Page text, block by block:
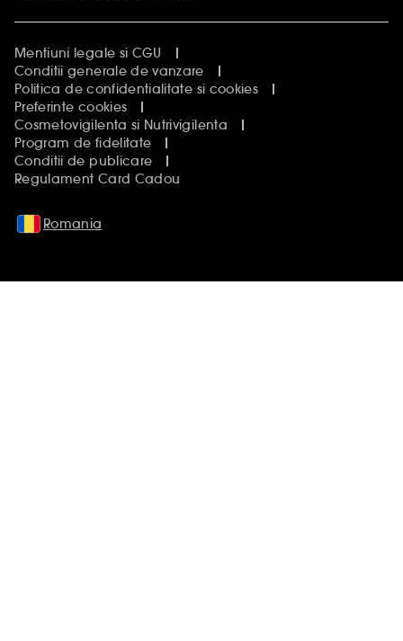
Mentiuni legale si CGU
Conditii generale de vanzare
Politica de confidentialitate si cookies
Preferinte cookies
Cosmetovigilenta si Nutrivigilenta
Program de fidelitate
Conditii de publicare
Regulament Card Cadou
Romania